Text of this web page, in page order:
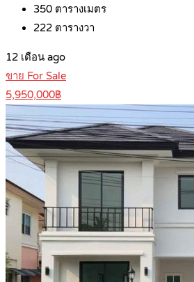
350 ตารางเมตร
222 ตารางวา
12 เดือน ago
ขาย For Sale
5,950,000฿